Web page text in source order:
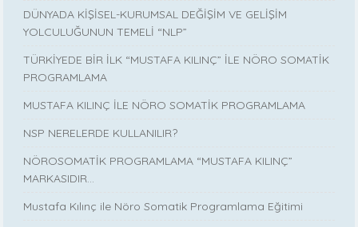
DÜNYADA KİŞİSEL-KURUMSAL DEĞİŞİM VE GELİŞİM
YOLCULUĞUNUN TEMELİ “NLP”
TÜRKİYEDE BİR İLK “MUSTAFA KILINÇ” İLE NÖRO SOMATİK
PROGRAMLAMA
MUSTAFA KILINÇ İLE NÖRO SOMATİK PROGRAMLAMA
NSP NERELERDE KULLANILIR?
NÖROSOMATİK PROGRAMLAMA “MUSTAFA KILINÇ”
MARKASIDIR…
Mustafa Kılınç ile Nöro Somatik Programlama Eğitimi